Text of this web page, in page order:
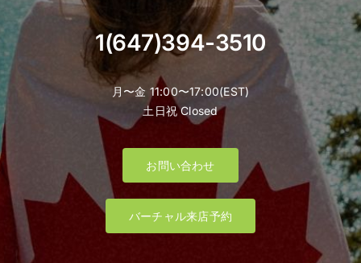
1(647)394-3510
月〜金 11:00〜17:00(EST)
土日祝 Closed
お問い合わせ
バーチャル来店予約